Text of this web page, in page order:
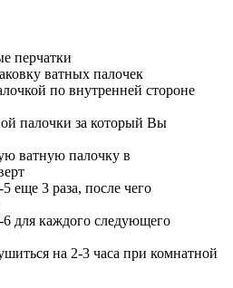
перчатки
ватных палочек
по внутренней стороне
палочки за который Вы
ватную палочку в
еще 3 раза, после чего
для каждого следующего
на 2-3 часа при комнатной